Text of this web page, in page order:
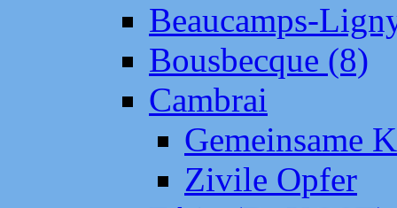
Beaucamps-
Bousbecque (8)
Cambrai
Gemeinsame
Zivile Opfer